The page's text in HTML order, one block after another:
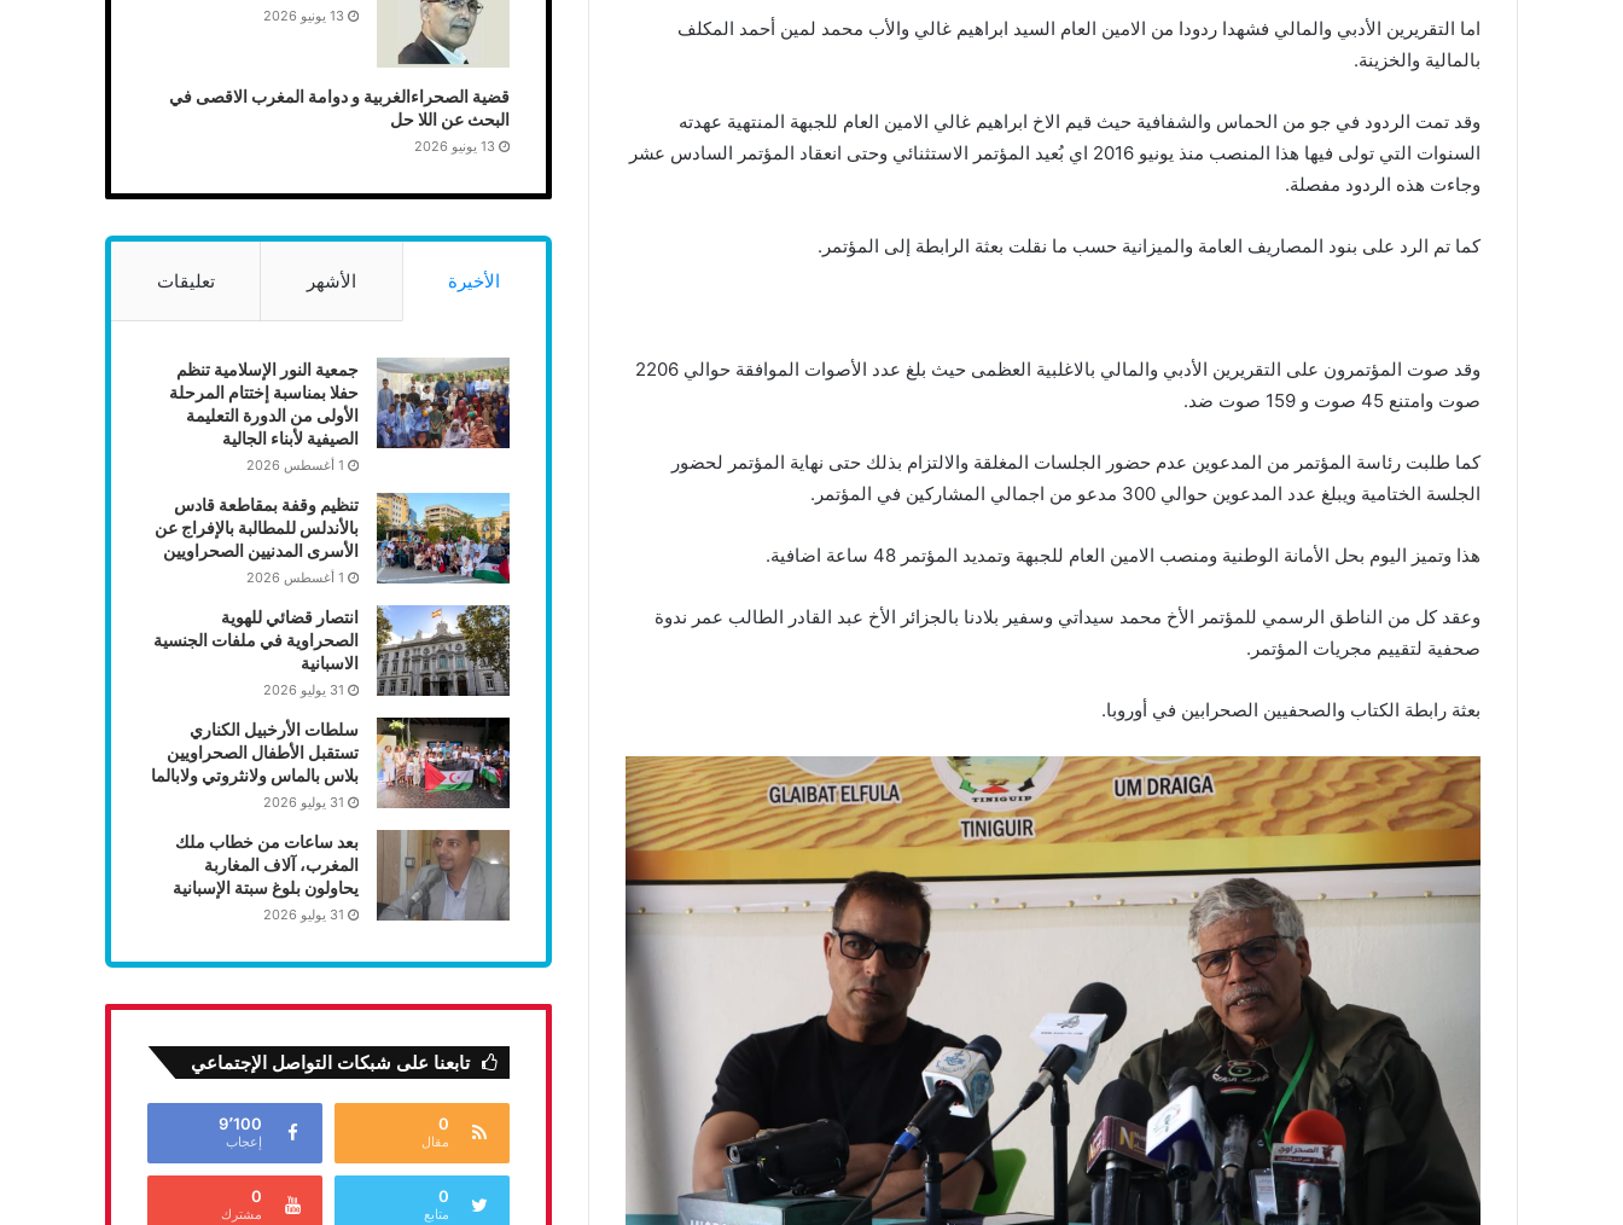
i
l
اما التقريرين الأدبي والمالي فشهدا ردودا من الامين العام السيد ابراهيم غالي والأب محمد لمين أحمد المكلف
بالمالية والخزينة.
وقد تمت الردود في جو من الحماس والشفافية حيث قيم الاخ ابراهيم غالي الامين العام للجبهة المنتهية عهدته
السنوات التي تولى فيها هذا المنصب منذ يونيو 2016 اي بُعيد المؤتمر الاستثنائي وحتى انعقاد المؤتمر السادس عشر
وجاءت هذه الردود مفصلة.
كما تم الرد على بنود المصاريف العامة والميزانية حسب ما نقلت بعثة الرابطة إلى المؤتمر.
وقد صوت المؤتمرون على التقريرين الأدبي والمالي بالاغلبية العظمى حيث بلغ عدد الأصوات الموافقة حوالي 2206
صوت وامتنع 45 صوت و 159 صوت ضد.
كما طلبت رئاسة المؤتمر من المدعوين عدم حضور الجلسات المغلقة والالتزام بذلك حتى نهاية المؤتمر لحضور
الجلسة الختامية ويبلغ عدد المدعوين حوالي 300 مدعو من اجمالي المشاركين في المؤتمر.
هذا وتميز اليوم بحل الأمانة الوطنية ومنصب الامين العام للجبهة وتمديد المؤتمر 48 ساعة اضافية.
وعقد كل من الناطق الرسمي للمؤتمر الأخ محمد سيداتي وسفير بلادنا بالجزائر الأخ عبد القادر الطالب عمر ندوة
صحفية لتقييم مجريات المؤتمر.
بعثة رابطة الكتاب والصحفيين الصحرابين في أوروبا.
13 يونيو 2026
قضية الصحراءالغربية و دوامة المغرب الاقصى في
البحث عن اللا حل
13 يونيو 2026
الأخيرة الأشهر تعليقات
جمعية النور الإسلامية تنظم
حفلا بمناسبة إختتام المرحلة
الأولى من الدورة التعليمة
الصيفية لأبناء الجالية
1 أغسطس 2026
تنظيم وقفة بمقاطعة قادس
بالأندلس للمطالبة بالإفراج عن
الأسرى المدنيين الصحراويين
1 أغسطس 2026
انتصار قضائي للهوية
الصحراوية في ملفات الجنسية
الاسبانية
31 يوليو 2026
سلطات الأرخبيل الكناري
تستقبل الأطفال الصحراويين
بلاس بالماس ولانثروتي ولابالما
31 يوليو 2026
بعد ساعات من خطاب ملك
المغرب، آلاف المغاربة
يحاولون بلوغ سبتة الإسبانية
31 يوليو 2026
تابعنا على شبكات التواصل الإجتماعي
0
مقال
9٬100
إعجاب
0
متابع
0
مشترك